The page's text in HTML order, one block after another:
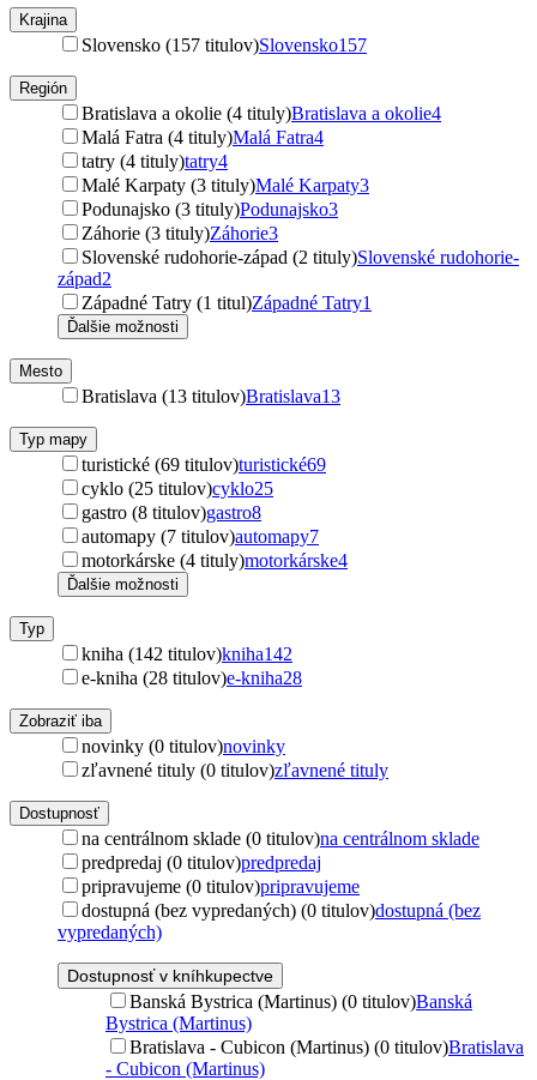
Krajina
Slovensko (157 titulov)Slovensko157
Región
Bratislava a okolie (4 tituly)Bratislava a okolie4
Malá Fatra (4 tituly)Malá Fatra4
tatry (4 tituly)tatry4
Malé Karpaty (3 tituly)Malé Karpaty3
Podunajsko (3 tituly)Podunajsko3
Záhorie (3 tituly)Záhorie3
Slovenské rudohorie-západ (2 tituly)Slovenské rudohorie-
západ2
Západné Tatry (1 titul)Západné Tatry1
Ďalšie možnosti
Mesto
Bratislava (13 titulov)Bratislava13
Typ mapy
turistické (69 titulov)turistické69
cyklo (25 titulov)cyklo25
gastro (8 titulov)gastro8
automapy (7 titulov)automapy7
motorkárske (4 tituly)motorkárske4
Ďalšie možnosti
Typ
kniha (142 titulov)kniha142
e-kniha (28 titulov)e-kniha28
Zobraziť iba
novinky (0 titulov)novinky
zľavnené tituly (0 titulov)zľavnené tituly
Dostupnosť
na centrálnom sklade (0 titulov)na centrálnom sklade
predpredaj (0 titulov)predpredaj
pripravujeme (0 titulov)pripravujeme
dostupná (bez vypredaných) (0 titulov)dostupná (bez
vypredaných)
Dostupnosť v kníhkupectve
Banská Bystrica (Martinus) (0 titulov)Banská
Bystrica (Martinus)
Bratislava - Cubicon (Martinus) (0 titulov)Bratislava
- Cubicon (Martinus)